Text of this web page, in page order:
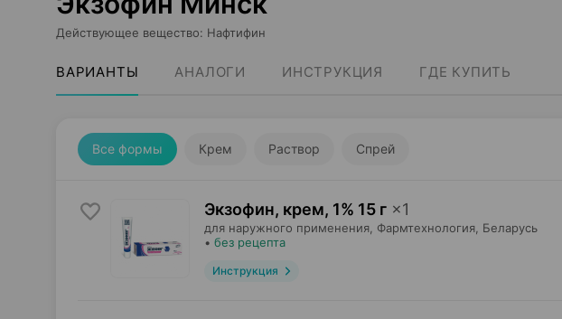
Действующее вещество: Нафтифин
ВАРИАНТЫ АНАЛОГИ ИНСТРУКЦИЯ ГДЕ КУПИТЬ
Все формы Крем Раствор Спрей
Экзофин, крем, 1% 15 г ×1
для наружного применения, Фармтехнология , Беларусь
• без рецепта
Инструкция